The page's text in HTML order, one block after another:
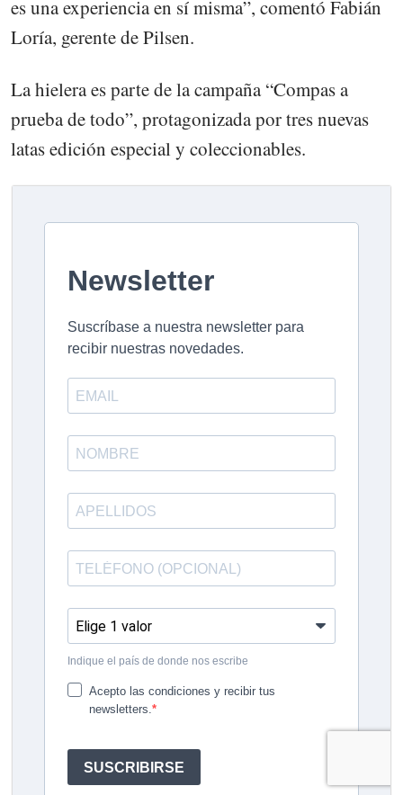
es una experiencia en sí misma”, comentó Fabián
Loría, gerente de Pilsen.
La hielera es parte de la campaña “Compas a
prueba de todo”, protagonizada por tres nuevas
latas edición especial y coleccionables.